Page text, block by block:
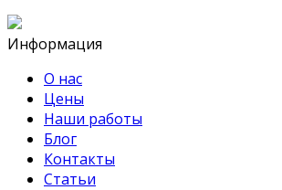
Информация
О нас
Цены
Наши работы
Блог
Контакты
Статьи